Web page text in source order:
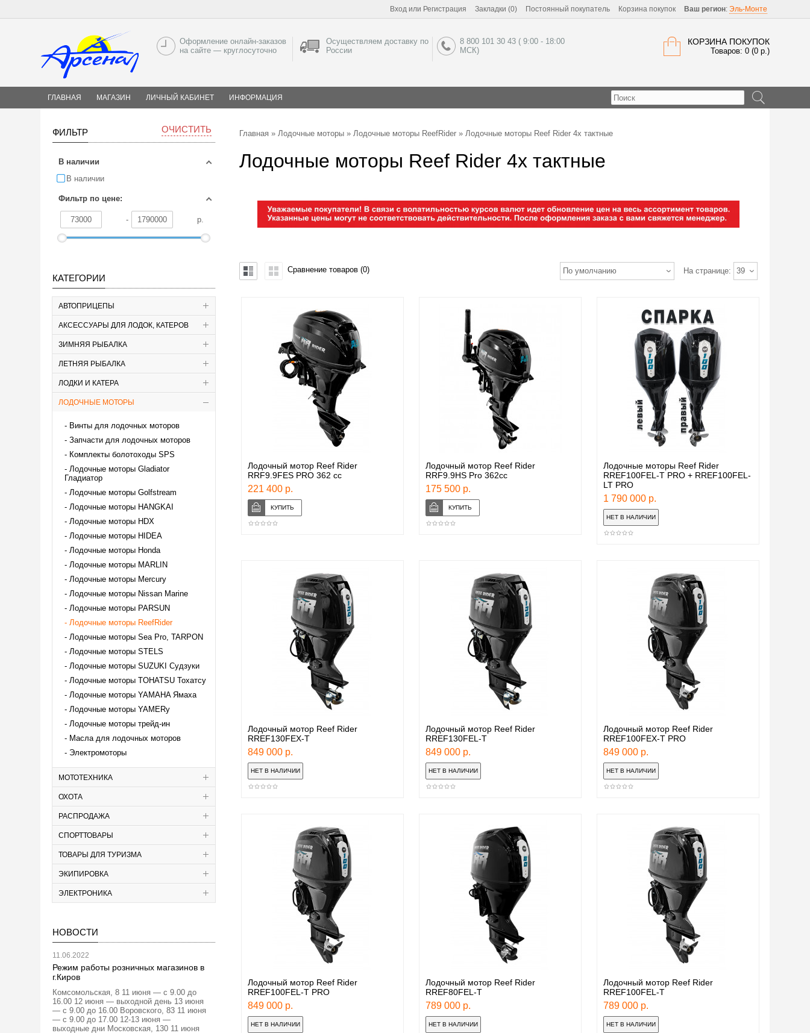
Вход или Регистрация Закладки (0) Постоянный покупатель Корзина покупок Ваш регион: Эль-Монте
КОРЗИНА ПОКУПОК
Товаров: 0 (0 р.)
Оформление онлайн-заказов
на сайте — круглосуточно
Осуществляем доставку по
России
8 800 101 30 43 ( 9:00 - 18:00
МСК)
ГЛАВНАЯ МАГАЗИН ЛИЧНЫЙ КАБИНЕТ ИНФОРМАЦИЯ
ФИЛЬТР ОЧИСТИТЬ
В наличии
В наличии
Фильтр по цене:
- р.
КАТЕГОРИИ
АВТОПРИЦЕПЫ
АКСЕССУАРЫ ДЛЯ ЛОДОК, КАТЕРОВ
ЗИМНЯЯ РЫБАЛКА
ЛЕТНЯЯ РЫБАЛКА
ЛОДКИ И КАТЕРА
ЛОДОЧНЫЕ МОТОРЫ
Винты для лодочных моторов
Запчасти для лодочных моторов
Комплекты болотоходы SPS
Лодочные моторы Gladiator
Гладиатор
Лодочные моторы Golfstream
Лодочные моторы HANGKAI
Лодочные моторы HDX
Лодочные моторы HIDEA
Лодочные моторы Honda
Лодочные моторы MARLIN
Лодочные моторы Mercury
Лодочные моторы Nissan Marine
Лодочные моторы PARSUN
Лодочные моторы ReefRider
Лодочные моторы Sea Pro, TARPON
Лодочные моторы STELS
Лодочные моторы SUZUKI Судзуки
Лодочные моторы TOHATSU Тохатсу
Лодочные моторы YAMAHA Ямаха
Лодочные моторы YAMERy
Лодочные моторы трейд-ин
Масла для лодочных моторов
Электромоторы
МОТОТЕХНИКА
ОХОТА
РАСПРОДАЖА
СПОРТТОВАРЫ
ТОВАРЫ ДЛЯ ТУРИЗМА
ЭКИПИРОВКА
ЭЛЕКТРОНИКА
НОВОСТИ
11.06.2022
Режим работы розничных магазинов в
г.Киров
Комсомольская, 8 11 июня — с 9.00 до
16.00 12 июня — выходной день 13 июня
— с 9.00 до 16.00 Воровского, 83 11 июня
— с 9.00 до 17.00 12-13 июня —
выходные дни Московская, 130 11 июня
Главная » Лодочные моторы » Лодочные моторы ReefRider » Лодочные моторы Reef Rider 4х тактные
Лодочные моторы Reef Rider 4х тактные
На странице: 39
По умолчанию
Сравнение товаров (0)
Лодочный мотор Reef Rider
RRF9.9FES PRO 362 cc
221 400 р.
Лодочный мотор Reef Rider
RRF9.9HS Pro 362сс
175 500 р.
Лодочные моторы Reef Rider
RREF100FEL-T PRO + RREF100FEL-
LT PRO
1 790 000 р.
Лодочный мотор Reef Rider
RREF130FEX-T
849 000 р.
Лодочный мотор Reef Rider
RREF130FEL-T
849 000 р.
Лодочный мотор Reef Rider
RREF100FEX-T PRO
849 000 р.
Лодочный мотор Reef Rider
RREF100FEL-T PRO
849 000 р.
Лодочный мотор Reef Rider
RREF80FEL-T
789 000 р.
Лодочный мотор Reef Rider
RREF100FEL-T
789 000 р.